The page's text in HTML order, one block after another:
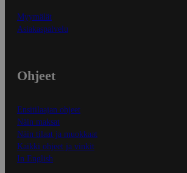
Myymälät
Asiakaspalvelu
Ohjeet
Ensitilaajan ohjeet
Näin maksat
Näin tilaat ja muokkaat
Kaikki ohjeet ja vinkit
In English